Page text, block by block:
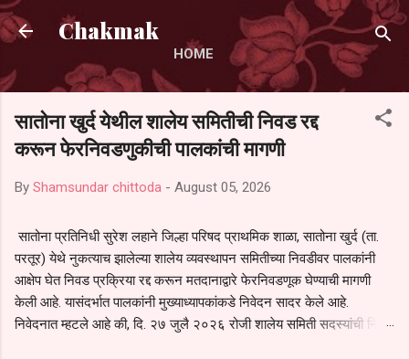
Skip to main content
Chakmak
HOME
सातोना खुर्द येथील शालेय समितीची निवड रद्द
करून फेरनिवडणुकीची पालकांची मागणी
By Shamsundar chittoda - August 05, 2026
सातोना प्रतिनिधी सुरेश लहाने जिल्हा परिषद प्राथमिक शाळा, सातोना खुर्द (ता.
परतूर) येथे नुकत्याच झालेल्या शालेय व्यवस्थापन समितीच्या निवडीवर पालकांनी
आक्षेप घेत निवड प्रक्रिया रद्द करून मतदानाद्वारे फेरनिवडणूक घेण्याची मागणी
केली आहे. यासंदर्भात पालकांनी मुख्याध्यापकांकडे निवेदन सादर केले आहे.
निवेदनात म्हटले आहे की, दि. २७ जुलै २०२६ रोजी शालेय समिती सदस्यांची निवड